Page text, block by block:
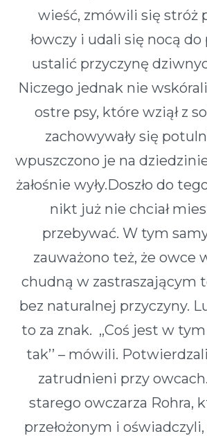
wieść, zmówili się stróż
łowczy i udali się nocą do
ustalić przyczynę
Niczego jednak nie
ostre psy, które wziął z
zachowywały się
wpuszczono je na
żałośnie wyły.Doszło do
nikt już nie chciał
przebywać. W tym
zauważono też, że owce
chudną w zastraszającym
bez naturalnej przyczyny.
to za znak. ,,Coś jest w
tak’’ – mówili.
zatrudnieni przy
starego owczarza Rohra,
przełożonym i